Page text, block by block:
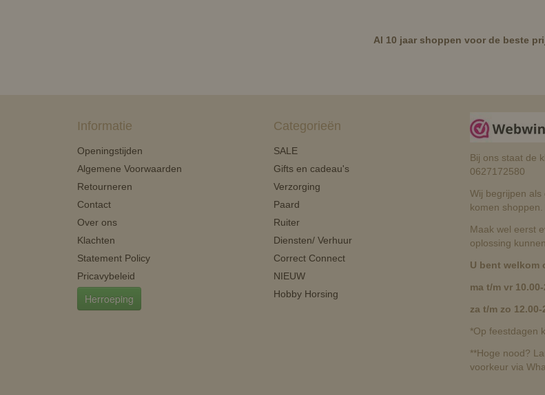
Al 10 jaar shoppen voor de beste
Informatie
Openingstijden
Algemene Voorwaarden
Retourneren
Contact
Over ons
Klachten
Statement Policy
Pricavybeleid
Herroeping
Categorieën
SALE
Gifts en cadeau's
Verzorging
Paard
Ruiter
Diensten/ Verhuur
Correct Connect
NIEUW
Hobby Horsing
Bij ons staat de
0627172580
Wij begrijpen
komen
Maak wel eerst
oplossing
U bent welkom
ma t/m vr
za t/m zo 12.00-
*Op feestdagen
**Hoge nood?
voorkeur via